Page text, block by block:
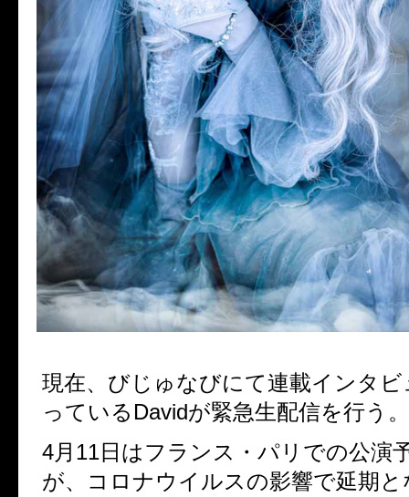
現在、びじゅなびにて連載インタビ
っているDavidが緊急生配信を行う。
4月11日はフランス・パリでの公演
が、コロナウイルスの影響で延期